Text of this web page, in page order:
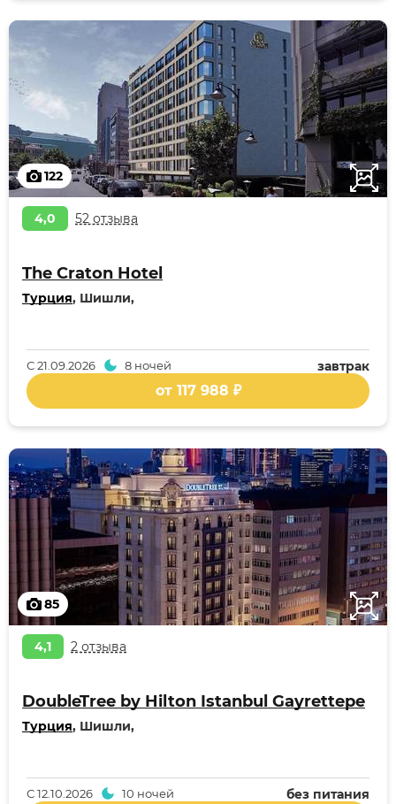
122
4,0 52 отзыва
The Craton Hotel
Турция, Шишли,
завтрак
С21.09.2026 8 ночей
от 117 988 ₽
85
4,1 2 отзыва
DoubleTree by Hilton Istanbul Gayrettepe
Турция, Шишли,
без питания
С12.10.2026 10 ночей